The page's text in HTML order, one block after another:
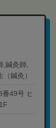
鍼灸師,
鍼灸）
49号 ヒ